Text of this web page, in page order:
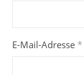
E-Mail-Adresse *